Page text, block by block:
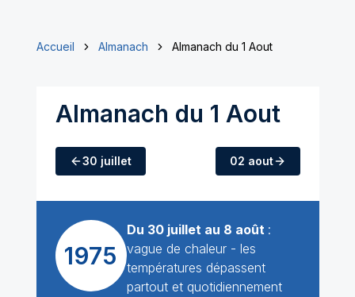
Accueil Almanach Almanach du 1 Aout
Almanach du 1 Aout
30 juillet 02 aout
1975
Du 30 juillet au 8 août :
vague de chaleur - les
températures dépassent
partout et quotidiennement